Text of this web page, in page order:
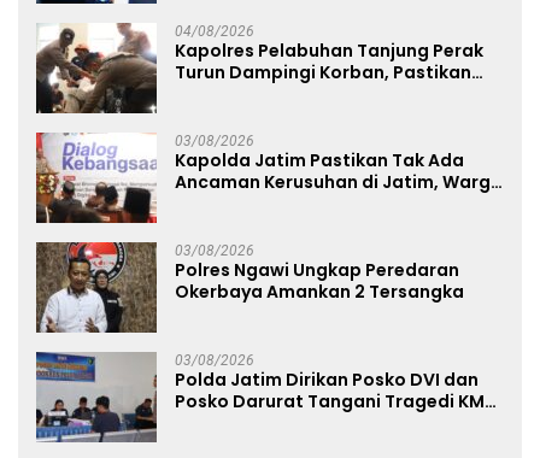
04/08/2026
Kapolres Pelabuhan Tanjung Perak
Turun Dampingi Korban, Pastikan
03/08/2026
Kapolda Jatim Pastikan Tak Ada
Ancaman Kerusuhan di Jatim, Warga
03/08/2026
Polres Ngawi Ungkap Peredaran
Okerbaya Amankan 2 Tersangka
03/08/2026
Polda Jatim Dirikan Posko DVI dan
Posko Darurat Tangani Tragedi KMP